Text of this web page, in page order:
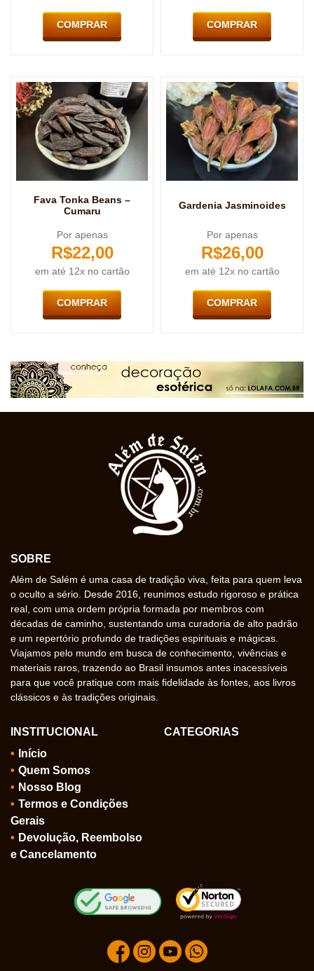
COMPRAR COMPRAR
Fava Tonka Beans –
Cumaru
Por apenas
R$22,00
em até 12x no cartão
COMPRAR
Gardenia Jasminoides
Por apenas
R$26,00
em até 12x no cartão
COMPRAR
SOBRE
Além de Salém é uma casa de tradição viva, feita para quem leva
o oculto a sério. Desde 2016, reunimos estudo rigoroso e prática
real, com uma ordem própria formada por membros com
décadas de caminho, sustentando uma curadoria de alto padrão
e um repertório profundo de tradições espirituais e mágicas.
Viajamos pelo mundo em busca de conhecimento, vivências e
materiais raros, trazendo ao Brasil insumos antes inacessíveis
para que você pratique com mais fidelidade às fontes, aos livros
clássicos e às tradições originais.
INSTITUCIONAL
Início
Quem Somos
Nosso Blog
Termos e Condições
Gerais
Devolução, Reembolso
e Cancelamento
CATEGORIAS